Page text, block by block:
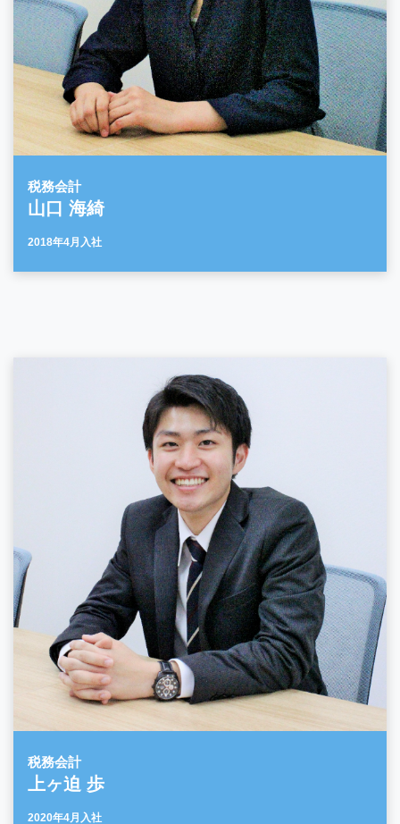
税務会計
山口 海綺
2018年4月入社
税務会計
上ヶ迫 歩
2020年4月入社